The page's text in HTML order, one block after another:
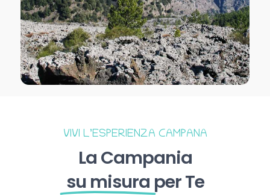
VIVI L’ESPERIENZA CAMPANA
La Campania
su misura per Te